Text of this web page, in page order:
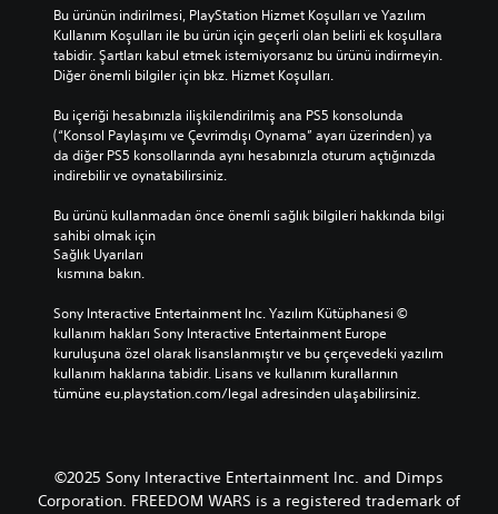
Bu ürünün indirilmesi, PlayStation Hizmet Koşulları ve Yazılım
Kullanım Koşulları ile bu ürün için geçerli olan belirli ek koşullara
tabidir. Şartları kabul etmek istemiyorsanız bu ürünü indirmeyin.
Diğer önemli bilgiler için bkz. Hizmet Koşulları.
Bu içeriği hesabınızla ilişkilendirilmiş ana PS5 konsolunda
(“Konsol Paylaşımı ve Çevrimdışı Oynama” ayarı üzerinden) ya
da diğer PS5 konsollarında aynı hesabınızla oturum açtığınızda
indirebilir ve oynatabilirsiniz.
Bu ürünü kullanmadan önce önemli sağlık bilgileri hakkında bilgi
sahibi olmak için
Sağlık Uyarıları
kısmına bakın.
Sony Interactive Entertainment Inc. Yazılım Kütüphanesi ©
kullanım hakları Sony Interactive Entertainment Europe
kuruluşuna özel olarak lisanslanmıştır ve bu çerçevedeki yazılım
kullanım haklarına tabidir. Lisans ve kullanım kurallarının
tümüne eu.playstation.com/legal adresinden ulaşabilirsiniz.
©2025 Sony Interactive Entertainment Inc. and Dimps
Corporation. FREEDOM WARS is a registered trademark of